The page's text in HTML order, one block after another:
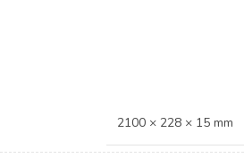
2100 × 228 × 15 mm